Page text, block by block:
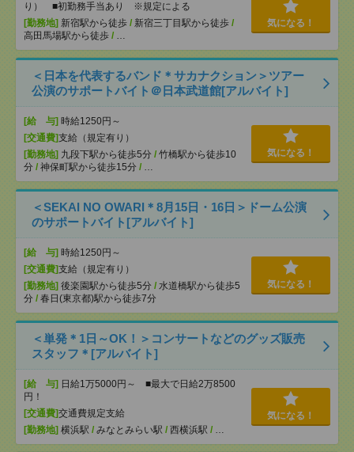
り） ■初勤務手当あり ※規定による
[勤務地] 新宿駅から徒歩 / 新宿三丁目駅から徒歩 /
高田馬場駅から徒歩 / …
気になる！
＜日本を代表するバンド＊サカナクション＞ツアー
公演のサポートバイト＠日本武道館[アルバイト]
[給 与] 時給1250円～
[交通費]支給（規定有り）
[勤務地] 九段下駅から徒歩5分 / 竹橋駅から徒歩10
分 / 神保町駅から徒歩15分 / …
気になる！
＜SEKAI NO OWARI＊8月15日・16日＞ドーム公演
のサポートバイト[アルバイト]
[給 与] 時給1250円～
[交通費]支給（規定有り）
[勤務地] 後楽園駅から徒歩5分 / 水道橋駅から徒歩5
分 / 春日(東京都)駅から徒歩7分
気になる！
＜単発＊1日～OK！＞コンサートなどのグッズ販売
スタッフ＊[アルバイト]
[給 与] 日給1万5000円～ ■最大で日給2万8500
円！
[交通費]交通費規定支給
[勤務地] 横浜駅 / みなとみらい駅 / 西横浜駅 / …
気になる！